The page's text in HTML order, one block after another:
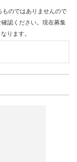
のではありませんので
認ください。現在募集
ります。